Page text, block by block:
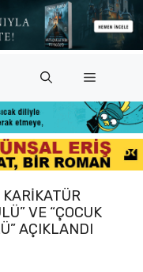
Menü
VE “ÇOCUK
AÇIKLANDI